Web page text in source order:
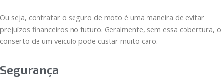
Ou seja, contratar o seguro de moto é uma maneira de evitar
prejuízos financeiros no futuro. Geralmente, sem essa cobertura, o
conserto de um veículo pode custar muito caro.
Segurança